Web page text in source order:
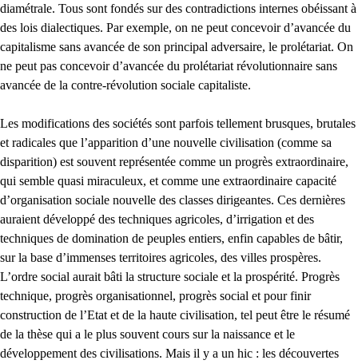
diamétrale. Tous sont fondés sur des contradictions internes obéissant à
des lois dialectiques. Par exemple, on ne peut concevoir d’avancée du
capitalisme sans avancée de son principal adversaire, le prolétariat. On
ne peut pas concevoir d’avancée du prolétariat révolutionnaire sans
avancée de la contre-révolution sociale capitaliste.
Les modifications des sociétés sont parfois tellement brusques, brutales
et radicales que l’apparition d’une nouvelle civilisation (comme sa
disparition) est souvent représentée comme un progrès extraordinaire,
qui semble quasi miraculeux, et comme une extraordinaire capacité
d’organisation sociale nouvelle des classes dirigeantes. Ces dernières
auraient développé des techniques agricoles, d’irrigation et des
techniques de domination de peuples entiers, enfin capables de bâtir,
sur la base d’immenses territoires agricoles, des villes prospères.
L’ordre social aurait bâti la structure sociale et la prospérité. Progrès
technique, progrès organisationnel, progrès social et pour finir
construction de l’Etat et de la haute civilisation, tel peut être le résumé
de la thèse qui a le plus souvent cours sur la naissance et le
développement des civilisations. Mais il y a un hic : les découvertes